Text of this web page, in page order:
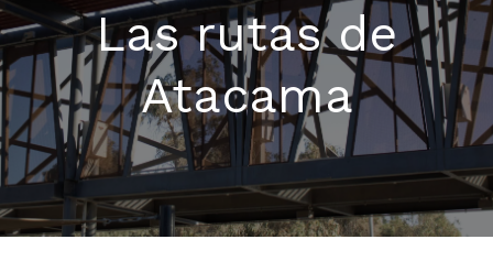
Las rutas de
Atacama